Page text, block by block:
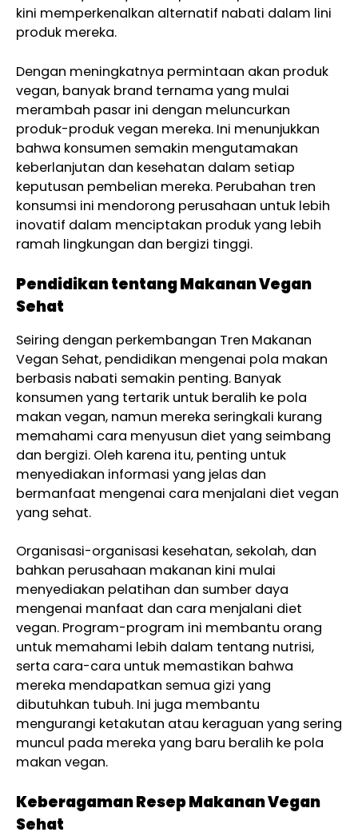
kini memperkenalkan alternatif nabati dalam lini
produk mereka.
Dengan meningkatnya permintaan akan produk
vegan, banyak brand ternama yang mulai
merambah pasar ini dengan meluncurkan
produk-produk vegan mereka. Ini menunjukkan
bahwa konsumen semakin mengutamakan
keberlanjutan dan kesehatan dalam setiap
keputusan pembelian mereka. Perubahan tren
konsumsi ini mendorong perusahaan untuk lebih
inovatif dalam menciptakan produk yang lebih
ramah lingkungan dan bergizi tinggi.
Pendidikan tentang Makanan Vegan
Sehat
Seiring dengan perkembangan Tren Makanan
Vegan Sehat, pendidikan mengenai pola makan
berbasis nabati semakin penting. Banyak
konsumen yang tertarik untuk beralih ke pola
makan vegan, namun mereka seringkali kurang
memahami cara menyusun diet yang seimbang
dan bergizi. Oleh karena itu, penting untuk
menyediakan informasi yang jelas dan
bermanfaat mengenai cara menjalani diet vegan
yang sehat.
Organisasi-organisasi kesehatan, sekolah, dan
bahkan perusahaan makanan kini mulai
menyediakan pelatihan dan sumber daya
mengenai manfaat dan cara menjalani diet
vegan. Program-program ini membantu orang
untuk memahami lebih dalam tentang nutrisi,
serta cara-cara untuk memastikan bahwa
mereka mendapatkan semua gizi yang
dibutuhkan tubuh. Ini juga membantu
mengurangi ketakutan atau keraguan yang sering
muncul pada mereka yang baru beralih ke pola
makan vegan.
Keberagaman Resep Makanan Vegan
Sehat